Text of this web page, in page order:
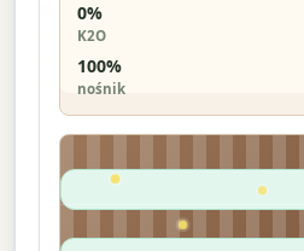
0%
K2O
100%
nośnik